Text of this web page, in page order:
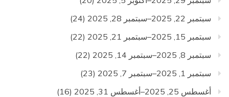
سبتمبر 22, 2025–سبتمبر 28, 2025
(24)
سبتمبر 15, 2025–سبتمبر 21, 2025
(22)
سبتمبر 8, 2025–سبتمبر 14, 2025
(22)
سبتمبر 1, 2025–سبتمبر 7, 2025
(23)
أغسطس 25, 2025–أغسطس 31, 2025
(16)